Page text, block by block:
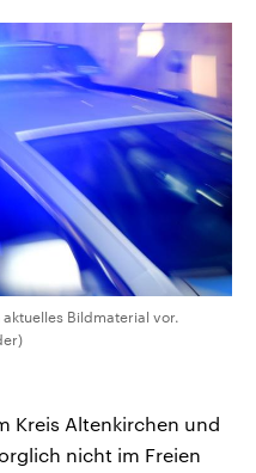
Podcasts
Bildmaterial vor.
Kreis Altenkirchen und
nicht im Freien